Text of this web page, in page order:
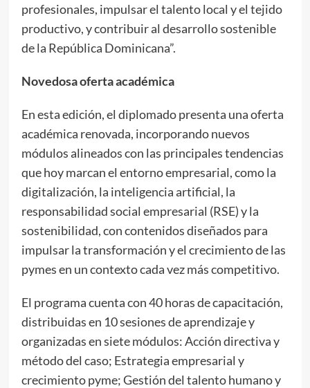
profesionales, impulsar el talento local y el tejido
productivo, y contribuir al desarrollo sostenible
de la República Dominicana”.
Novedosa oferta académica
En esta edición, el diplomado presenta una oferta
académica renovada, incorporando nuevos
módulos alineados con las principales tendencias
que hoy marcan el entorno empresarial, como la
digitalización, la inteligencia artificial, la
responsabilidad social empresarial (RSE) y la
sostenibilidad, con contenidos diseñados para
impulsar la transformación y el crecimiento de las
pymes en un contexto cada vez más competitivo.
El programa cuenta con 40 horas de capacitación,
distribuidas en 10 sesiones de aprendizaje y
organizadas en siete módulos: Acción directiva y
método del caso; Estrategia empresarial y
crecimiento pyme; Gestión del talento humano y